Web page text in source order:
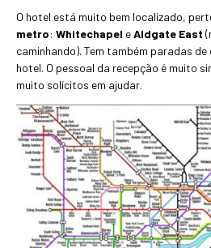
O hotel está muito bem localizado,
metro: Whitechapel eAldgate East
caminhando). Tem também paradas
hotel. O pessoal da recepção é muito
muito solícitos em ajudar.